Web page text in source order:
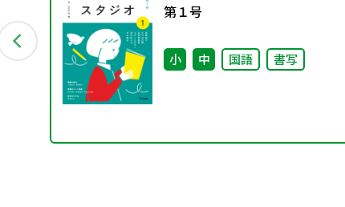
第１号
小 中 国語 書写